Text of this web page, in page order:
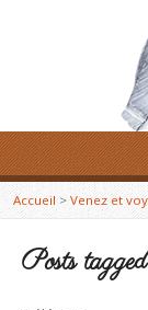
Accueil> Venez et
Posts